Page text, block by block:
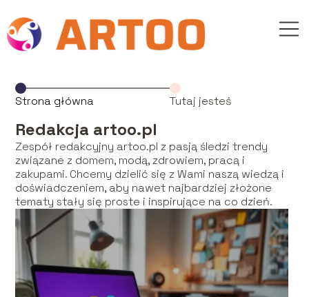
Strona główna Tutaj jesteś
Redakcja artoo.pl
Zespół redakcyjny artoo.pl z pasją śledzi trendy
związane z domem, modą, zdrowiem, pracą i
zakupami. Chcemy dzielić się z Wami naszą wiedzą i
doświadczeniem, aby nawet najbardziej złożone
tematy stały się proste i inspirujące na co dzień.